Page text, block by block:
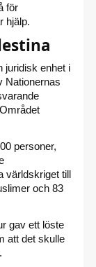
för
hjälp.
juridisk enhet i
Nationernas
personer,
världskriget till
och 83
gav ett löste
att det skulle